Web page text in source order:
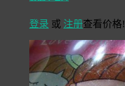
登录 或 注册查看价格!